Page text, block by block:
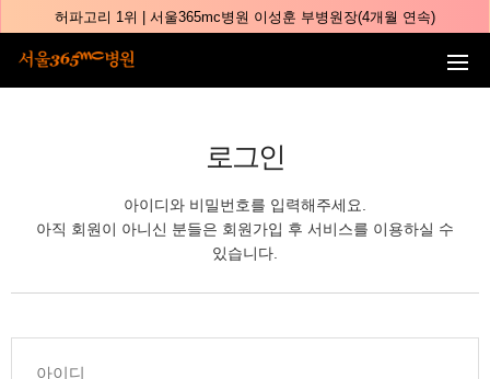
허파고리 1위 | 서울365mc병원 이성훈 부병원장(4개월 연속)
얼굴지방흡입 1위 | 서울365mc병원 서성익 원장(3년 연속)
🏆대한민국 첫번째 '병원급' 지방흡입 병원🏆
🏆대한민국 최다 지방흡입 케이스 370,884건🏆
🏆서울365mc병원 부위별 최다 지방흡입 집도의 4관왕!! (2026년 7월 기준)
본문 바로가기
로그인
아이디와 비밀번호를 입력해주세요.
아직 회원이 아니신 분들은 회원가입 후 서비스를 이용하실 수
있습니다.